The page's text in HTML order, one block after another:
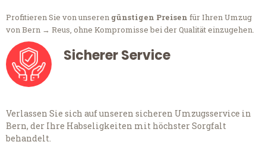
Profitieren Sie von unseren günstigen Preisen für Ihren Umzug
von Bern → Reus, ohne Kompromisse bei der Qualität einzugehen.
Sicherer Service
Verlassen Sie sich auf unseren sicheren Umzugsservice in
Bern, der Ihre Habseligkeiten mit höchster Sorgfalt
behandelt.